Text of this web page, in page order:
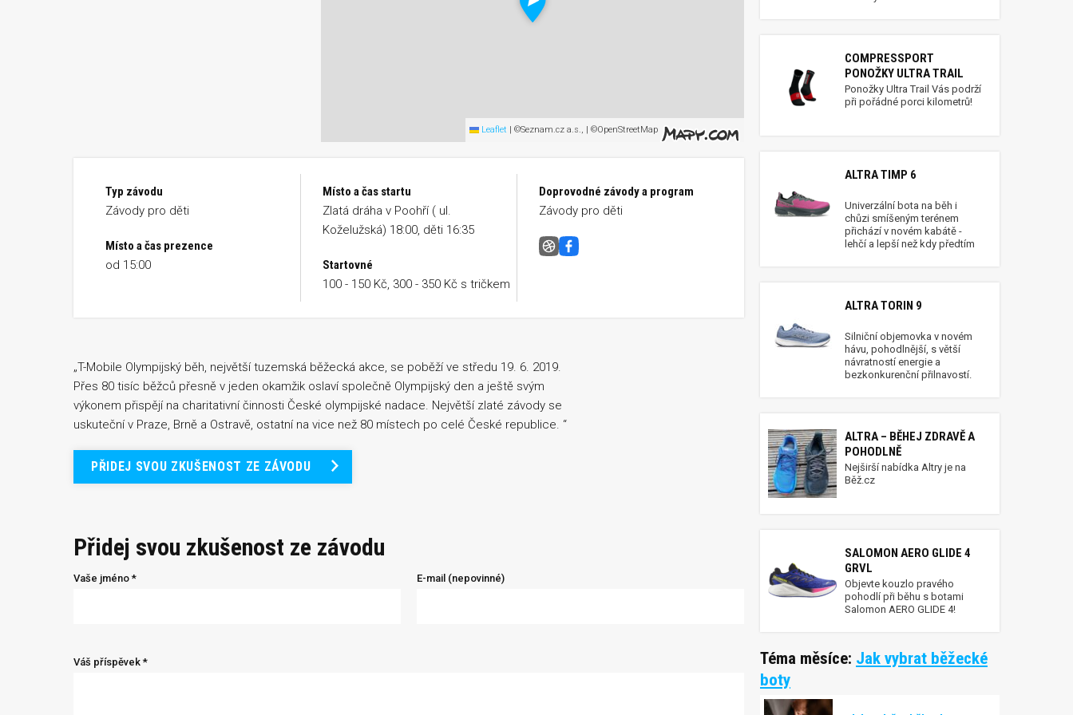
Leaflet | ©Seznam.cz a.s., | ©OpenStreetMap
Typ závodu
Závody pro děti
Místo a čas prezence
od 15:00
Místo a čas startu
Zlatá dráha v Poohří ( ul.
Koželužská) 18:00, děti 16:35
Startovné
100 - 150 Kč, 300 - 350 Kč s tričkem
Doprovodné závody a program
Závody pro děti
T-Mobile Olympijský běh Cheb
Facebook
„T-Mobile Olympijský běh, největší tuzemská běžecká akce, se poběží ve středu 19. 6. 2019.
Přes 80 tisíc běžců přesně v jeden okamžik oslaví společně Olympijský den a ještě svým
výkonem přispějí na charitativní činnosti České olympijské nadace. Největší zlaté závody se
uskuteční v Praze, Brně a Ostravě, ostatní na vice než 80 místech po celé České republice. “
PŘIDEJ SVOU ZKUŠENOST ZE ZÁVODU
Přidej svou zkušenost ze závodu
Vaše jméno * E-mail (nepovinné)
Váš příspěvek *
COMPRESSPORT
PONOŽKY ULTRA TRAIL
Ponožky Ultra Trail Vás podrží
při pořádné porci kilometrů!
ALTRA TIMP 6
Univerzální bota na běh i
chůzi smíšeným terénem
přichází v novém kabátě -
lehčí a lepší než kdy předtím
ALTRA TORIN 9
Silniční objemovka v novém
hávu, pohodlnější, s větší
návratností energie a
bezkonkurenční přilnavostí.
ALTRA – BĚHEJ ZDRAVĚ A
POHODLNĚ
Nejširší nabídka Altry je na
Běž.cz
SALOMON AERO GLIDE 4
GRVL
Objevte kouzlo pravého
pohodlí při běhu s botami
Salomon AERO GLIDE 4!
Téma měsíce: Jak vybrat běžecké
boty